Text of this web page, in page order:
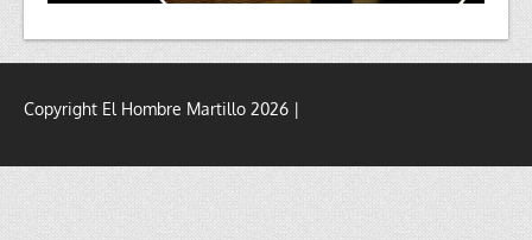
Copyright El Hombre Martillo 2026 |